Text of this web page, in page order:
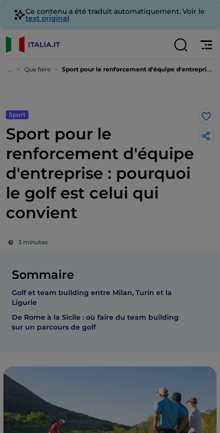
Ce contenu a été traduit automatiquement. Voir le
text original
... Que faire Sport pour le renforcement d'équipe d'entreprise : pourquoi le golf est celui qui convient
Sport
Sport pour le
renforcement d'équipe
d'entreprise : pourquoi
le golf est celui qui
convient
3 minutes
Sommaire
Golf et team building entre Milan, Turin et la
Ligurie
De Rome à la Sicile : où faire du team building
sur un parcours de golf